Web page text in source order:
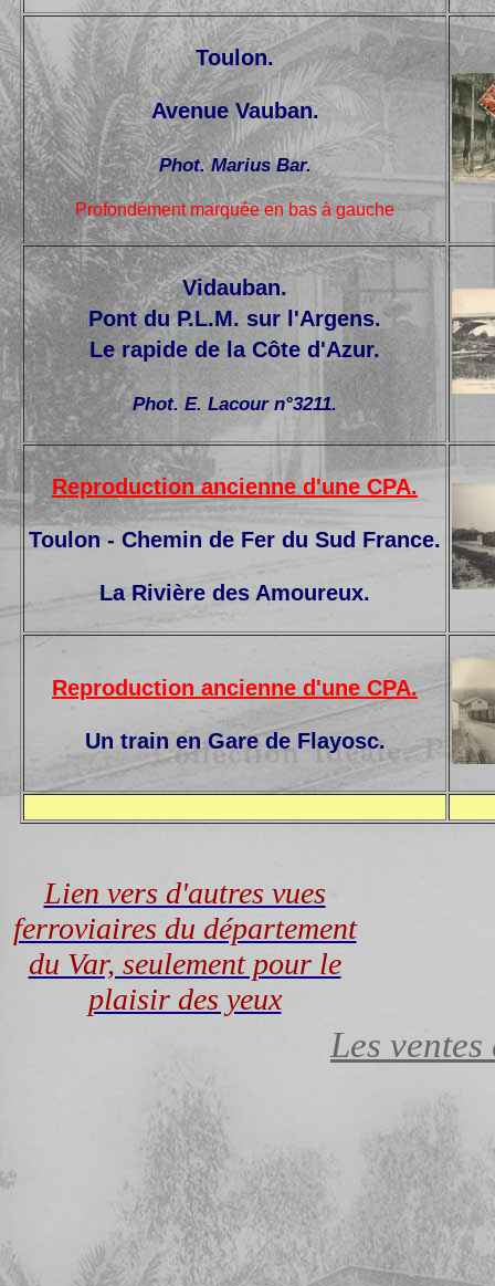
Toulon.
Avenue Vauban.
Phot. Marius Bar.
Profondément marquée en bas à gauche
Vidauban.
Pont du P.L.M. sur l'Argens.
Le rapide de la Côte d'Azur.
Phot. E. Lacour n°3211.
Reproduction ancienne d'une CPA.
Toulon - Chemin de Fer du Sud France.
La Rivière des Amoureux.
Reproduction ancienne d'une CPA.
Un train en Gare de Flayosc.
Lien vers d'autres vues
ferroviaires du département
du Var, seulement pour le
plaisir des yeux
Les